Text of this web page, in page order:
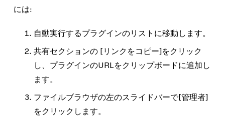
には:
自動実行するプラグインのリストに移動します。
共有セクションの [リンクをコピー]をクリック
し、プラグインのURLをクリップボードに追加し
ます。
ファイルブラウザの左のスライドバーで[管理者]
をクリックします。